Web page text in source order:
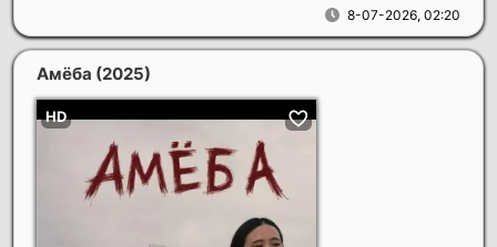
8-07-2026, 02:20
Амёба (2025)